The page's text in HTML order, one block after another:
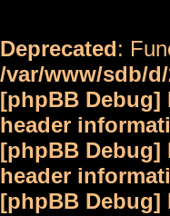
Deprecated:
/var/www/sdb/
[phpBB Debug]
header
[phpBB Debug]
header
[phpBB Debug]